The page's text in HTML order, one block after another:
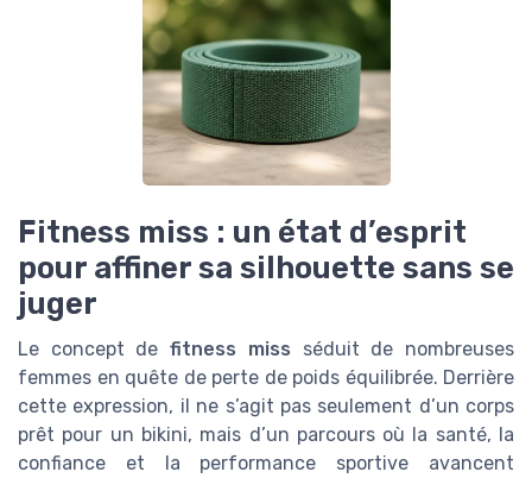
Fitness miss : un état d’esprit
pour affiner sa silhouette sans se
juger
Le concept defitness miss séduit de nombreuses
femmes en quête de perte de poids équilibrée. Derrière
cette expression, il ne s’agit pas seulement d’un corps
prêt pour un bikini, mais d’un parcours où la santé, la
confiance et la performance sportive avancent